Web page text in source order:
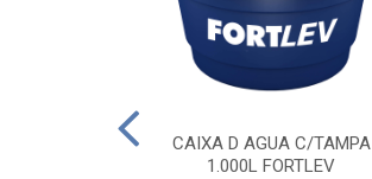
CAIXA D AGUA C/TAMPA
1.000L FORTLEV